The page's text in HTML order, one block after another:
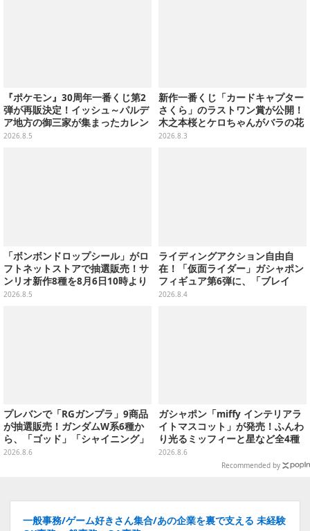
『ポケモン』30周年一番くじ第2
弾が再販決定！イッシュ～パルデ
ア地方の御三家が集まったカレン
ダー、ぬいぐるみなど記念グッズ
2026.8.5
新作一番くじ「カードキャプター
さくら」のラストワン賞が公開！
木之本桜とケロちゃんがバラの花
びらに包まれている姿で立体化
2026.8.3
「ボンボンドロップシール」がロ
フトネットストアで抽選販売！サ
ンリオ新作8種を8月6日10時より
受付開始
2026.8.5
ライディングアクション自由自
在！「仮面ライダー」ガシャポン
フィギュア第6弾に、「ブレイ
ド」「フォーゼ」など全4種
2026.8.4
プレバンで「RGガンプラ」9商品
が抽選販売！ガンダムW系6種か
ら、「ゴッド」「シャイニング」
まで
2026.8.6
ガシャポン「miffy インテリアラ
イトマスコット」が発売！ふんわ
り光るミッフィーと星など全4種
ラインナップ
2026.8.6
Recommended by
一般事務/ゲーム好きさん集合/あの企業を裏で支える 未経験